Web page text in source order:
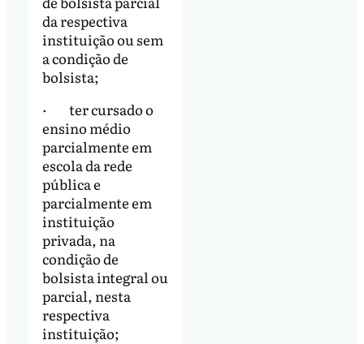
da respectiva
instituição ou sem
a condição de
bolsista;
· ter cursado o
ensino médio
parcialmente em
escola da rede
pública e
parcialmente em
instituição
privada, na
condição de
bolsista integral ou
parcial, nesta
respectiva
instituição;